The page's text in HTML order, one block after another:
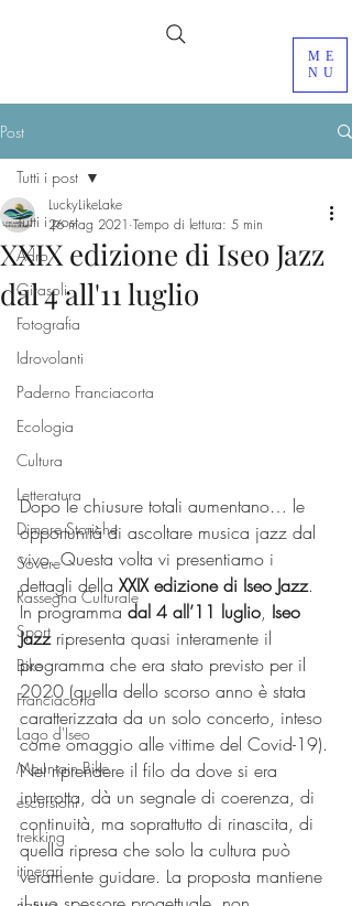
ME
NU
Post
Tutti i post
Adro
Girasoli
Fotografia
Idrovolanti
Paderno Franciacorta
Ecologia
Cultura
Letteratura
Dimore Storiche
Sovere
Rassegna Culturale
Sport
Bike
Franciacorta
Lago d'Iseo
Mountain Bike
escursioni
trekking
itinerari
Tutti i post
XXIX edizione di Iseo Jazz
dal 4 all'11 luglio
LuckyLikeLake
26 mag 2021 Tempo di lettura: 5 min
Dopo le chiusure totali aumentano… le
opportunità di ascoltare musica jazz dal
vivo. Questa volta vi presentiamo i
dettagli della XXIX edizione di Iseo Jazz.
In programma dal 4 all’11 luglio, Iseo
Jazz ripresenta quasi interamente il
programma che era stato previsto per il
2020 (quella dello scorso anno è stata
caratterizzata da un solo concerto, inteso
come omaggio alle vittime del Covid-19).
Nel riprendere il filo da dove si era
interrotta, dà un segnale di coerenza, di
continuità, ma soprattutto di rinascita, di
quella ripresa che solo la cultura può
veramente guidare. La proposta mantiene